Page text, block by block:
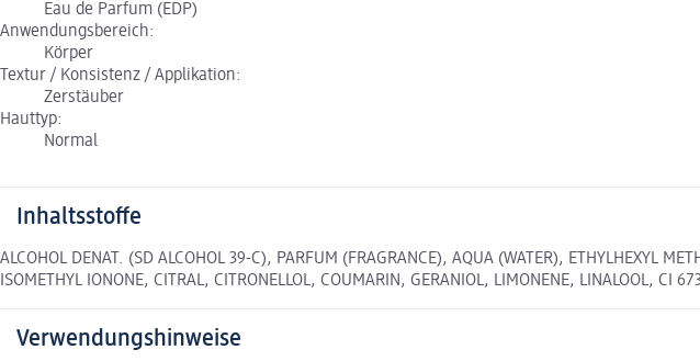
Eau de Parfum (EDP)
Anwendungsbereich:
Körper
Textur / Konsistenz / Applikation:
Zerstäuber
Hauttyp:
Normal
Inhaltsstoffe
ALCOHOL DENAT. (SD ALCOHOL 39-C), PARFUM (FRAGRANCE), AQUA (WATER), ETHYLHEXYL
ISOMETHYL IONONE, CITRAL, CITRONELLOL, COUMARIN, GERANIOL, LIMONENE, LINALOOL, CI
Verwendungshinweise